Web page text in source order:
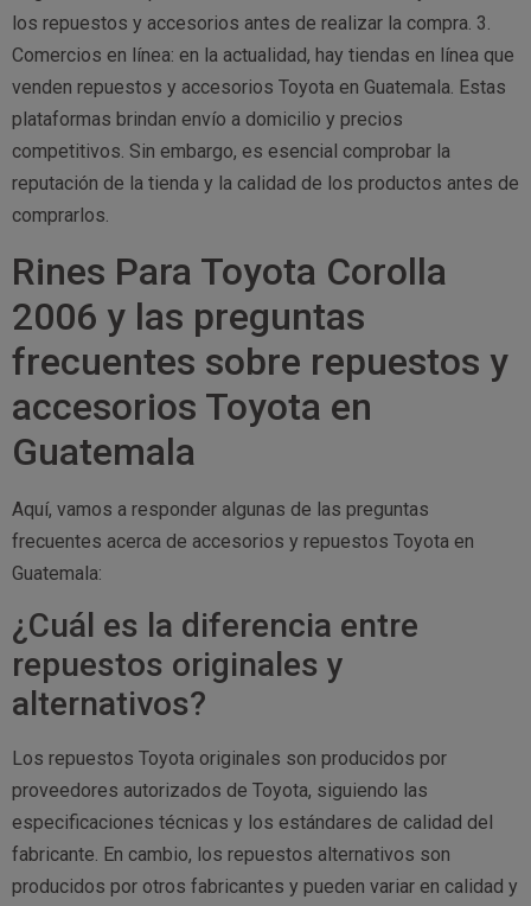
los repuestos y accesorios antes de realizar la compra. 3.
Comercios en línea: en la actualidad, hay tiendas en línea que
venden repuestos y accesorios Toyota en Guatemala. Estas
plataformas brindan envío a domicilio y precios
competitivos. Sin embargo, es esencial comprobar la
reputación de la tienda y la calidad de los productos antes de
comprarlos.
Rines Para Toyota Corolla
2006 y las preguntas
frecuentes sobre repuestos y
accesorios Toyota en
Guatemala
Aquí, vamos a responder algunas de las preguntas
frecuentes acerca de accesorios y repuestos Toyota en
Guatemala:
¿Cuál es la diferencia entre
repuestos originales y
alternativos?
Los repuestos Toyota originales son producidos por
proveedores autorizados de Toyota, siguiendo las
especificaciones técnicas y los estándares de calidad del
fabricante. En cambio, los repuestos alternativos son
producidos por otros fabricantes y pueden variar en calidad y